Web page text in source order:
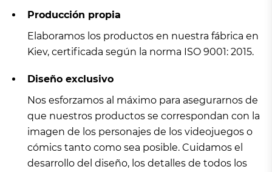
Producción propia
Elaboramos los productos en nuestra fábrica en
Kiev, certificada según la norma ISO 9001: 2015.
Diseño exclusivo
Nos esforzamos al máximo para asegurarnos de
que nuestros productos se correspondan con la
imagen de los personajes de los videojuegos o
cómics tanto como sea posible. Cuidamos el
desarrollo del diseño, los detalles de todos los